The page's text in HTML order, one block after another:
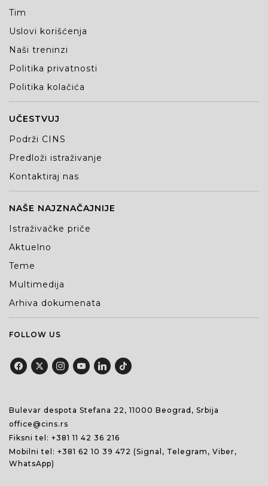
Tim
Uslovi korišćenja
Naši treninzi
Politika privatnosti
Politika kolačića
UČESTVUJ
Podrži CINS
Predloži istraživanje
Kontaktiraj nas
NAŠE NAJZNAČAJNIJE
Istraživačke priče
Aktuelno
Teme
Multimedija
Arhiva dokumenata
FOLLOW US
Bulevar despota Stefana 22, 11000 Beograd, Srbija
office@cins.rs
Fiksni tel: +381 11 42 36 216
Mobilni tel: +381 62 10 39 472 (Signal, Telegram, Viber,
WhatsApp)